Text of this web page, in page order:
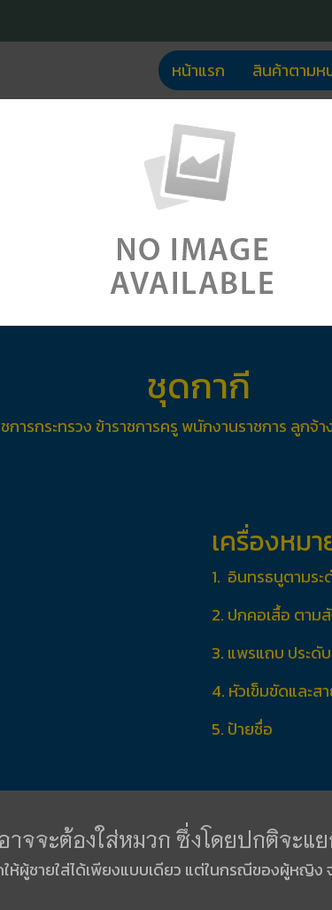
หน้าแรก สินค้าตาม
ชุดกากี
การกระทรวง ข้าราชการครู พนักงานราชการ ลูกจ้า
เครื่องหม
1. อินทรธนูตามระ
2. ปกคอเสื้อ ตาม
3. แพรแถบ ประดั
4. หัวเข็มขัดและส
5. ป้ายชื่อ
จจะต้องใส่หมวก ซึ่งโดยปกติจะแ
ห้ผู้ชายใส่ได้เพียงแบบเดียว แต่ในกรณีของผู้หญิง